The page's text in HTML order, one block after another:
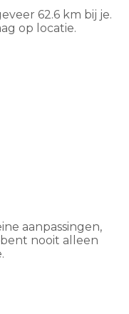
62.6 km bij je.
op locatie.
aanpassingen,
nooit alleen